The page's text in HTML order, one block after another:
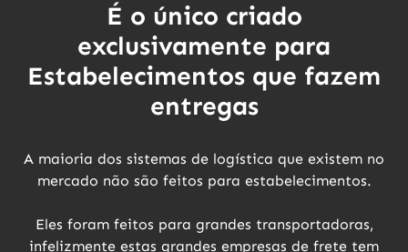
É o único criado
exclusivamente para
Estabelecimentos que fazem
entregas
A maioria dos sistemas de logística que existem no
mercado não são feitos para estabelecimentos.
Eles foram feitos para grandes transportadoras,
infelizmente estas grandes empresas de frete tem